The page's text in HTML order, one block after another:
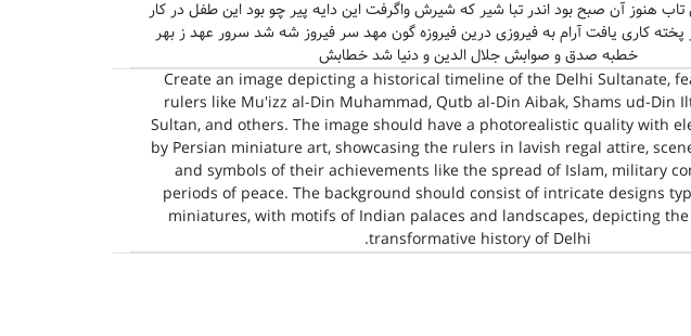
هنوز آن صبح بود اندر تبا شیر که شیرش واگرفت این دایه پیر چو بود این طفل در کار
کاری یافت آرام به فیروزی درین فیروزه گون مهد سر فیروز شه شد سرور عهد ز بهر
خطبه صدق و صوابش جلال الدین و دنیا شد خطابش
Create an image depicting a historical timeline of the Delhi Sultanate,
rulers like Mu'izz al-Din Muhammad, Qutb al-Din Aibak, Shams ud-Din
Sultan, and others. The image should have a photorealistic quality with
by Persian miniature art, showcasing the rulers in lavish regal attire,
and symbols of their achievements like the spread of Islam, military
periods of peace. The background should consist of intricate designs
miniatures, with motifs of Indian palaces and landscapes, depicting
transformative history of Delhi.